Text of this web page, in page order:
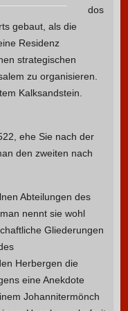
dos
gebaut, als die
Residenz
strategischen
zu organisieren.
Kalksandstein.
ehe Sie nach der
den zweiten nach
Abteilungen des
nennt sie wohl
Gliederungen
Herbergen die
eine Anekdote
Johannitermönch